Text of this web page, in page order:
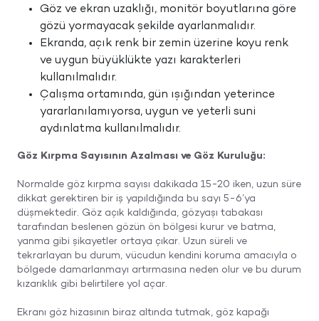
Göz ve ekran uzaklığı, monitör boyutlarına göre
gözü yormayacak şekilde ayarlanmalıdır.
Ekranda, açık renk bir zemin üzerine koyu renk
ve uygun büyüklükte yazı karakterleri
kullanılmalıdır.
Çalışma ortamında, gün ışığından yeterince
yararlanılamıyorsa, uygun ve yeterli suni
aydınlatma kullanılmalıdır.
Göz Kırpma Sayısının Azalması ve Göz Kuruluğu:
Normalde göz kırpma sayısı dakikada 15-20 iken, uzun süre
dikkat gerektiren bir iş yapıldığında bu sayı 5-6’ya
düşmektedir. Göz açık kaldığında, gözyaşı tabakası
tarafından beslenen gözün ön bölgesi kurur ve batma,
yanma gibi şikayetler ortaya çıkar. Uzun süreli ve
tekrarlayan bu durum, vücudun kendini koruma amacıyla o
bölgede damarlanmayı artırmasına neden olur ve bu durum
kızarıklık gibi belirtilere yol açar.
Ekranı göz hizasının biraz altında tutmak, göz kapağı